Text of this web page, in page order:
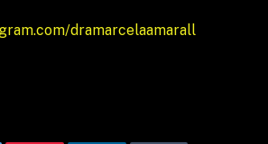
dramarcelaamarall